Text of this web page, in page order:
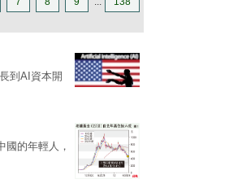
到AI資本開
的年輕人，